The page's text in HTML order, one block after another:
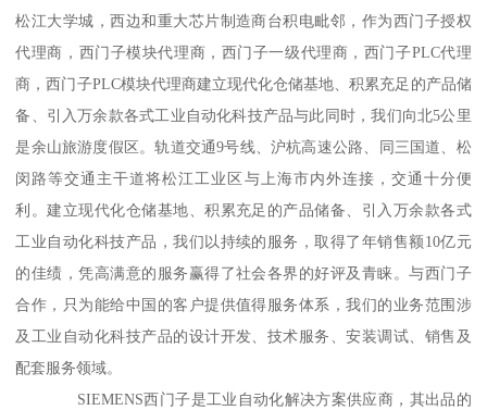
松江大学城，西边和重大芯片制造商台积电毗邻，作为西门子授权
代理商，西门子模块代理商，西门子一级代理商，西门子PLC代理
商，西门子PLC模块代理商建立现代化仓储基地、积累充足的产品储
备、引入万余款各式工业自动化科技产品与此同时，我们向北5公里
是余山旅游度假区。轨道交通9号线、沪杭高速公路、同三国道、松
闵路等交通主干道将松江工业区与上海市内外连接，交通十分便
利。建立现代化仓储基地、积累充足的产品储备、引入万余款各式
工业自动化科技产品，我们以持续的服务，取得了年销售额10亿元
的佳绩，凭高满意的服务赢得了社会各界的好评及青睐。与西门子
合作，只为能给中国的客户提供值得服务体系，我们的业务范围涉
及工业自动化科技产品的设计开发、技术服务、安装调试、销售及
配套服务领域。
SIEMENS西门子是工业自动化解决方案供应商，其出品的